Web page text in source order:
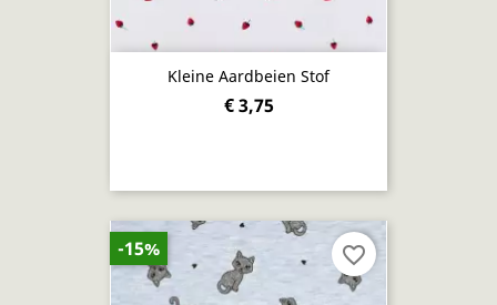
Kleine Aardbeien Stof
€ 3,75
-15% favorite_border